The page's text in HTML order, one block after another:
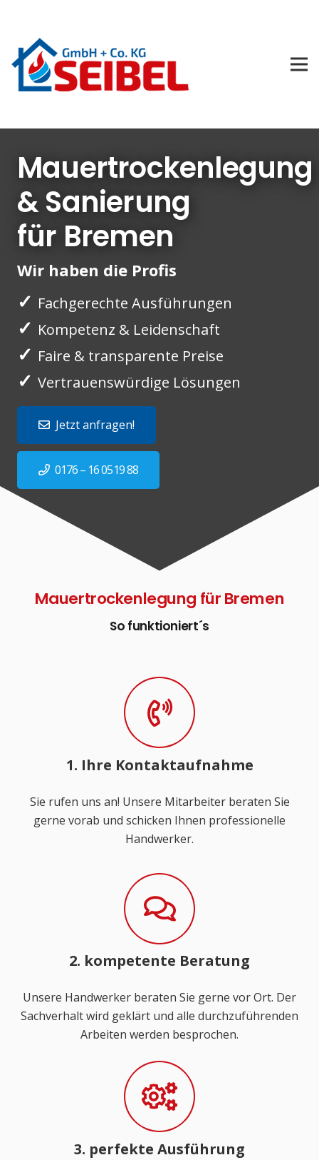
Mauertrockenlegung
& Sanierung
für Bremen
Wir haben die Profis
✓ Fachgerechte Ausführungen
✓ Kompetenz & Leidenschaft
✓ Faire & transparente Preise
✓ Vertrauenswürdige Lösungen
Jetzt anfragen!
0176 – 16 0519 88
Mauertrockenlegung für Bremen
So funktioniert´s
1. Ihre Kontaktaufnahme
Sie rufen uns an! Unsere Mitarbeiter beraten Sie
gerne vorab und schicken Ihnen professionelle
Handwerker.
2. kompetente Beratung
Unsere Handwerker beraten Sie gerne vor Ort. Der
Sachverhalt wird geklärt und alle durchzuführenden
Arbeiten werden besprochen.
3. perfekte Ausführung